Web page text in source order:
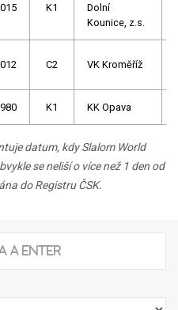
K1
Dolní
Kounice, z.s.
C2 VK Kroměříž
K1 KK Opava
datum, kdy Slalom World
se neliší o více než 1 den od
do Registru ČSK.